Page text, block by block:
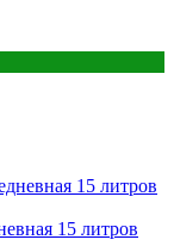
15 литров